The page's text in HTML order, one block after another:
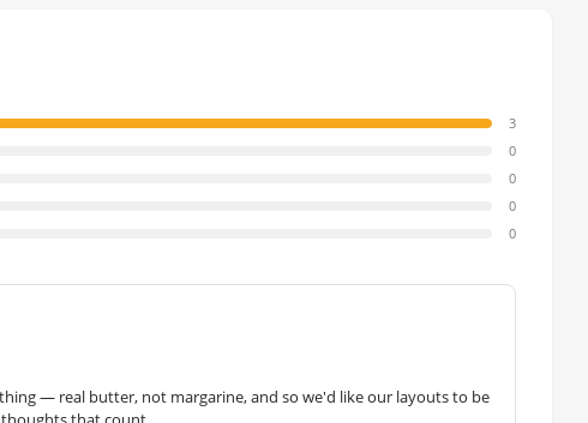
3
0
0
0
0
— real butter, not margarine, and so we'd like our layouts to be